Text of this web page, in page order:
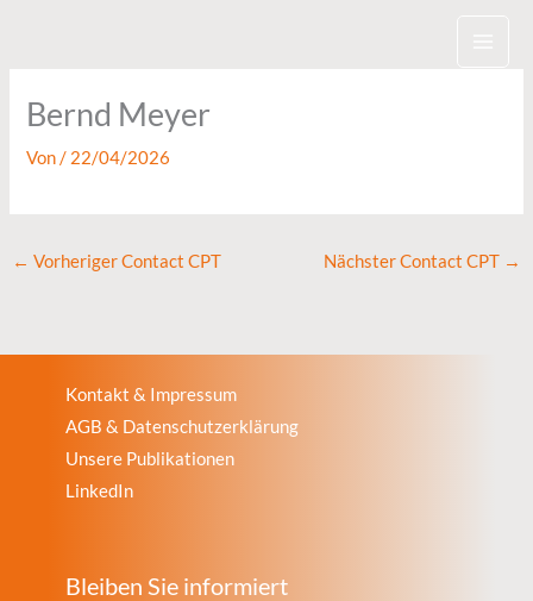
Bernd Meyer
Von/ 22/04/2026
← Vorheriger Contact CPT Nächster Contact CPT →
Kontakt & Impressum
AGB & Datenschutzerklärung
Unsere Publikationen
LinkedIn
Bleiben Sie informiert